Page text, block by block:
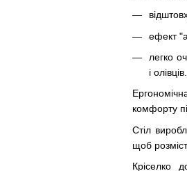
ефект
легко
і олівців.
комфорту
Стіл
щоб
Кріселко